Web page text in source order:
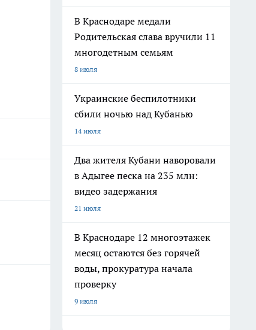
В Краснодаре медали
Родительская слава вручили 11
многодетным семьям
8 июля
Украинские беспилотники
сбили ночью над Кубанью
14 июля
Два жителя Кубани наворовали
в Адыгее песка на 235 млн:
видео задержания
21 июля
В Краснодаре 12 многоэтажек
месяц остаются без горячей
воды, прокуратура начала
проверку
9 июля